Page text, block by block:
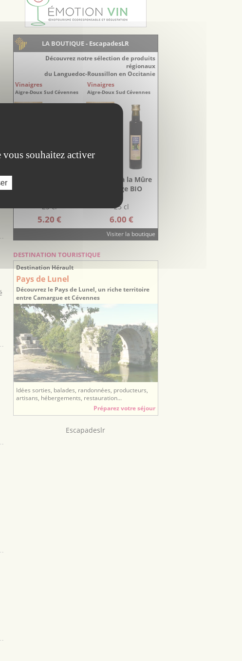
LA BOUTIQUE - EscapadesLR
Découvrez notre sélection de produits
régionaux
du Languedoc-Roussillon en Occitanie
Vinaigres
Aigre-Doux Sud Cévennes
25 cl
5.20 €
Vinaigres
Aigre-Doux Sud Cévennes
Vinaigre à la Mûre
sauvage BIO
25 cl
6.00 €
Visiter la boutique
DESTINATION TOURISTIQUE
Destination Hérault
Pays de Lunel
Découvrez le Pays de Lunel, un riche territoire
entre Camargue et Cévennes
Idées sorties, balades, randonnées, producteurs,
artisans, hébergements, restauration...
Préparez votre séjour
Escapadeslr
souhaitez activer